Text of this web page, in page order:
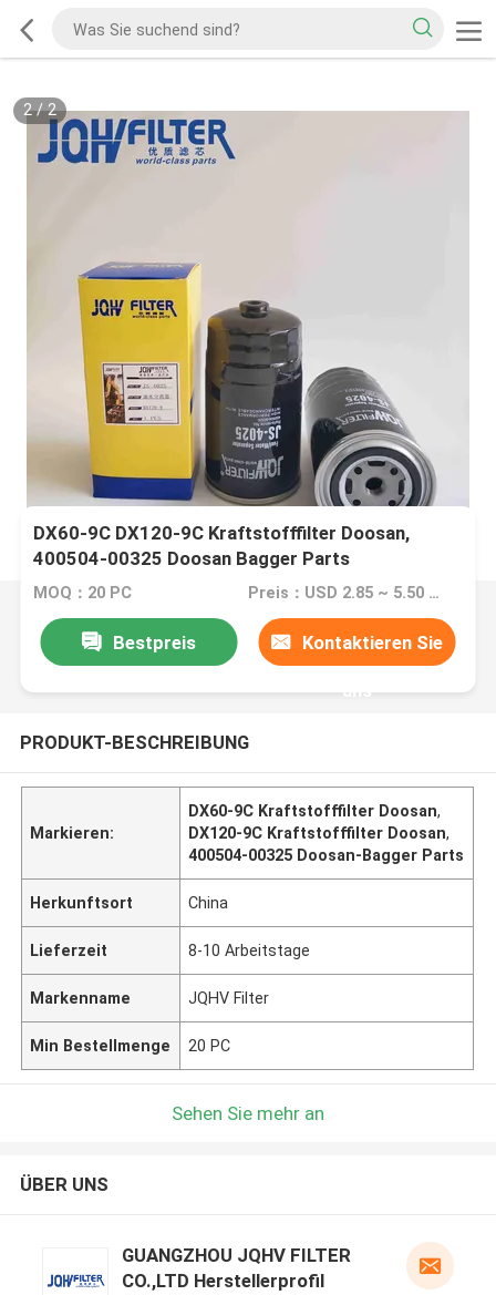
2/2
DX60-9C DX120-9C Kraftstofffilter Doosan,
400504-00325 Doosan Bagger Parts
MOQ：20 PC Preis：USD 2.85 ~ 5.50 per piece
Bestpreis Kontaktieren Sie
uns
PRODUKT-BESCHREIBUNG
Markieren:
DX60-9C Kraftstofffilter Doosan,
DX120-9C Kraftstofffilter Doosan,
400504-00325 Doosan-Bagger Parts
Herkunftsort China
Lieferzeit 8-10 Arbeitstage
Markenname JQHV Filter
Min Bestellmenge 20 PC
Sehen Sie mehr an
ÜBER UNS
GUANGZHOU JQHV FILTER
CO.,LTD Herstellerprofil